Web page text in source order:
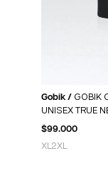
Gobik / GOBIK
UNISEX TRUE
$99.000
XL2XL